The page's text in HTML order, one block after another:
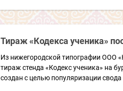
Тираж «Кодекса ученика»
Из нижегородской типографии ООО
тираж стенда «Кодекс ученика» на
создан с целью популяризации